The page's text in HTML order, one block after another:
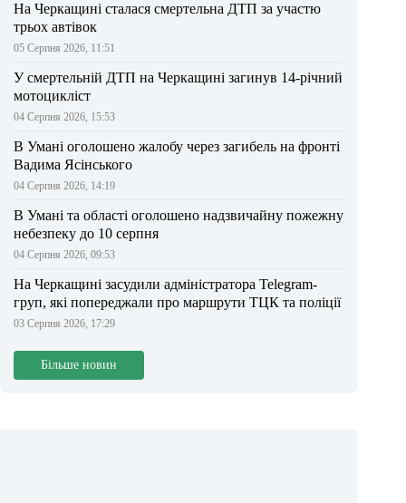
На Черкащині сталася смертельна ДТП за участю
трьох автівок
05 Серпня 2026, 11:51
У смертельній ДТП на Черкащині загинув 14-річний
мотоцикліст
04 Серпня 2026, 15:53
В Умані оголошено жалобу через загибель на фронті
Вадима Ясінського
04 Серпня 2026, 14:19
В Умані та області оголошено надзвичайну пожежну
небезпеку до 10 серпня
04 Серпня 2026, 09:53
На Черкащині засудили адміністратора Telegram-
груп, які попереджали про маршрути ТЦК та поліції
03 Серпня 2026, 17:29
Більше новин